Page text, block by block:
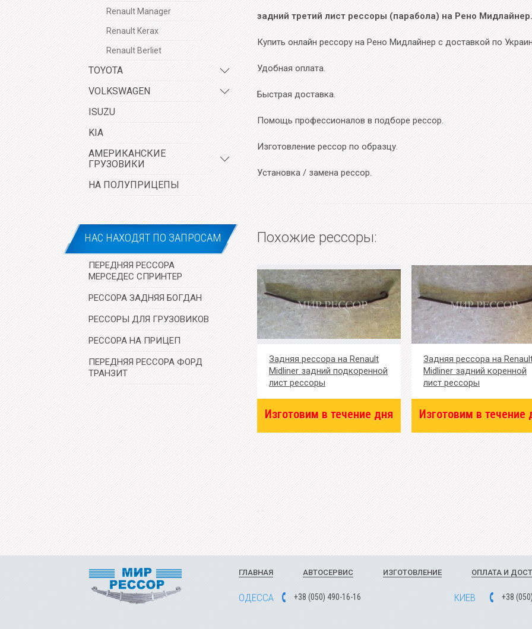
Renault Manager
Renault Kerax
Renault Berliet
TOYOTA
VOLKSWAGEN
ISUZU
KIA
АМЕРИКАНСКИЕ
ГРУЗОВИКИ
НА ПОЛУПРИЦЕПЫ
НАС НАХОДЯТ ПО ЗАПРОСАМ
ПЕРЕДНЯЯ РЕССОРА
МЕРСЕДЕС СПРИНТЕР
РЕССОРА ЗАДНЯЯ БОГДАН
РЕССОРЫ ДЛЯ ГРУЗОВИКОВ
РЕССОРА НА ПРИЦЕП
ПЕРЕДНЯЯ РЕССОРА ФОРД
ТРАНЗИТ
задний третий лист рессоры (парабола) на Рено Мидлайнер.
Купить онлайн рессору на Рено Мидлайнер с доставкой по
Удобная оплата.
Быстрая доставка.
Помощь профессионалов в подборе рессор.
Изготовление рессор по образцу.
Установка / замена рессор.
Похожие рессоры:
Задняя рессора на Renault
Midliner задний подкоренной
лист рессоры
Изготовим в течение дня
Задняя рессора на
Midliner задний коренной
лист рессоры
Изготовим в течение
ГЛАВНАЯ АВТОСЕРВИС ИЗГОТОВЛЕНИЕ ОПЛАТА И
ОДЕССА +38 (050) 490-16-16 КИЕВ +38 (05